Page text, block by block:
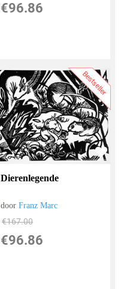
€96.86
Bestseller
Dierenlegende
doorFranz Marc
€167.00
€96.86